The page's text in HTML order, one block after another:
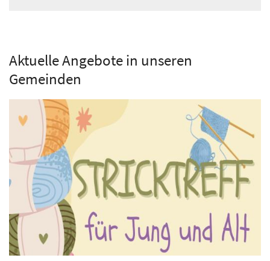
Aktuelle Angebote in unseren
Gemeinden